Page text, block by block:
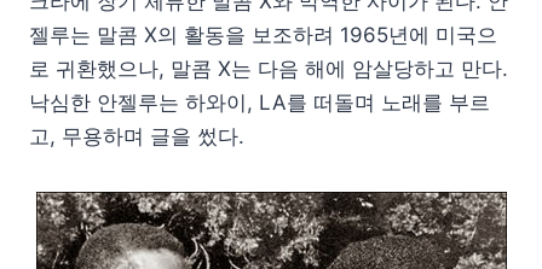
젤루는 말콤 X의 활동을 보조하려 1965년에 미국으
로 귀환했으나, 말콤 X는 다음 해에 암살당하고 만다.
낙심한 안젤루는 하와이, LA를 떠돌며 노래를 부르
고, 무용하며 글을 썼다.